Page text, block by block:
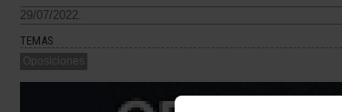
29/07/2022.
TEMAS
Oposiciones